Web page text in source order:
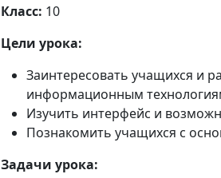
Класс: 10
Цели урока:
Заинтересовать учащихся и
информационным
Изучить интерфейс и
Познакомить учащихся с
Задачи урока: